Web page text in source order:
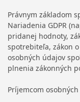
Právnym základom
Nariadenia GDPR
pridanej hodnoty,
spotrebiteľa, zákon
osobných údajov
plnenia zákonných
Príjemcom